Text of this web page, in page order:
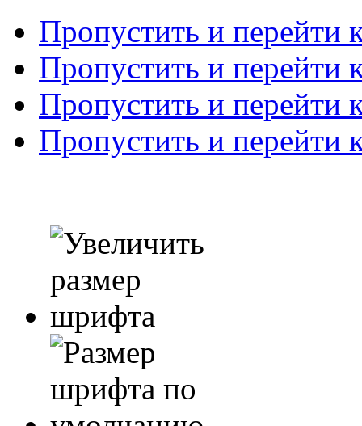
Пропустить и перейти
Пропустить и перейти
Пропустить и перейти
Пропустить и перейти